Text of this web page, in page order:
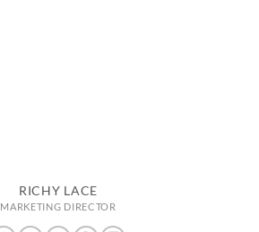
RICHY LACE
MARKETING DIRECTOR